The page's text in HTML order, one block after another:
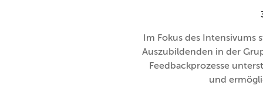
Im Fokus des Intensivums
Auszubildenden in der
Feedbackprozesse
und